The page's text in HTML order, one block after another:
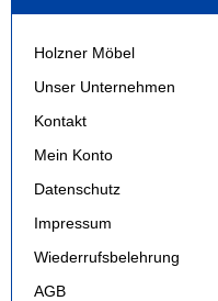
Holzner Möbel
Unser Unternehmen
Kontakt
Mein Konto
Datenschutz
Impressum
Wiederrufsbelehrung
AGB